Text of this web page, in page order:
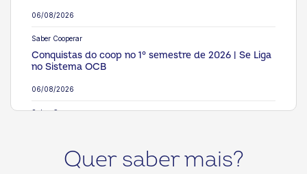
06/08/2026
Saber Cooperar
06/08/2026
Conquistas do coop no 1° semestre de 2026 | Se Liga
no Sistema OCB
Saber Cooperar
05/08/2026Quer saber mais?